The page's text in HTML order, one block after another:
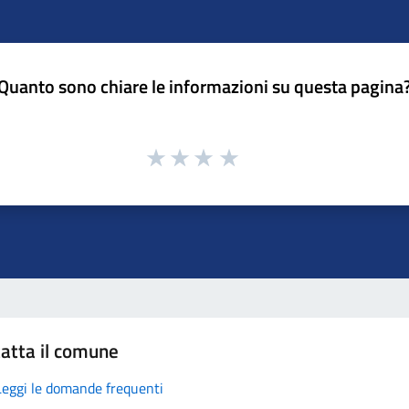
sono chiare le informazioni su questa
il comune
le domande frequenti